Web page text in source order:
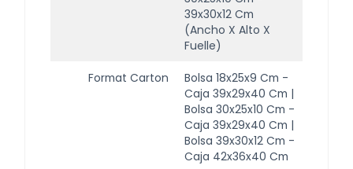
39x30x12 Cm
(ancho X Alto X
Fuelle)
Format Carton
Bolsa 18x25x9 Cm -
Caja 39x29x40 Cm |
Bolsa 30x25x10 Cm -
Caja 39x29x40 Cm |
Bolsa 39x30x12 Cm -
Caja 42x36x40 Cm